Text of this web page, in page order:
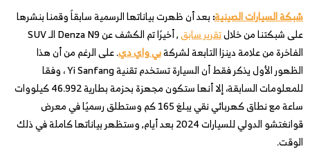
شبكة السيارات الصينية:بعد أن ظهرت بياناتها الرسمية سابقاً وقمنا بنشرها
على شبكتنا من خلالتقرير سابق
, أخيرًا تم الكشف عن Denza N9 الـ SUV
الفاخرة من علامة دينزا التابعة لشركةبي واي دي. على الرغم من أن هذا
الظهور الأول يذكر فقط أن السيارة تستخدم تقنية Yi Sanfang ، وفقا
للمعلومات السابقة، إلا أنها ستكون مجهزة بحزمة بطارية 46.992 كيلووات
ساعة مع نطاق كهربائي نقي يبلغ 165 كم وستطلق رسميًا في معرض
قوانغتشو الدولي للسيارات 2024 بعد أيام, وستظهر بياناتها كاملة في ذلك
الوقت.